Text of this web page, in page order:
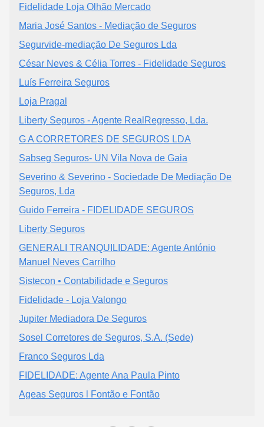
Fidelidade Loja Olhão Mercado
Maria José Santos - Mediação de Seguros
Segurvide-mediação De Seguros Lda
César Neves & Célia Torres - Fidelidade Seguros
Luís Ferreira Seguros
Loja Pragal
Liberty Seguros - Agente RealRegresso, Lda.
G A CORRETORES DE SEGUROS LDA
Sabseg Seguros- UN Vila Nova de Gaia
Severino & Severino - Sociedade De Mediação De
Seguros, Lda
Guido Ferreira - FIDELIDADE SEGUROS
Liberty Seguros
GENERALI TRANQUILIDADE: Agente António
Manuel Neves Carrilho
Sistecon • Contabilidade e Seguros
Fidelidade - Loja Valongo
Jupiter Mediadora De Seguros
Sosel Corretores de Seguros, S.A. (Sede)
Franco Seguros Lda
FIDELIDADE: Agente Ana Paula Pinto
Ageas Seguros l Fontão e Fontão